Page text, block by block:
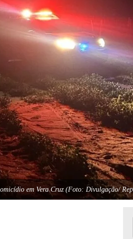
em Vera Cruz (Foto: Divulgação/